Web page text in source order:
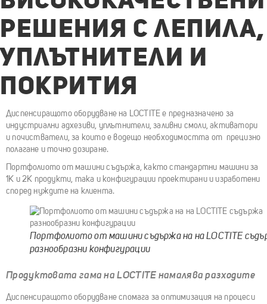
РЕШЕНИЯ С ЛЕПИЛА,
УПЛЪТНИТЕЛИ И
ПОКРИТИЯ
Диспенсиращото оборудване на LOCTITE е предназначено за
индустриални адхезиви, уплътнители, заливни смоли, активатори
и почистватели, за които е водещо необходимостта от прецизно
полагане и точно дозиране.
Портфолиото от машини съдържа, както стандартни машини за
1К и 2К продукти, така и конфигурации проектирани и изработени
според нуждите на клиента.
Портфолиото от машини съдържа на на LOCTITE
разнообразни конфигурации
Продуктовата гама на LOCTITE намалява разходите
Диспенсиращото оборудване спомага за оптимизация на процеси